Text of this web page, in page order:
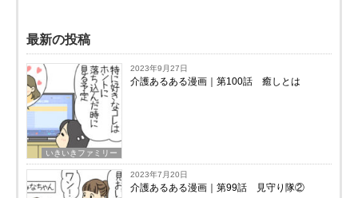
最新の投稿
いきいきファミリー
2023年9月27日
介護あるある漫画｜第100話 癒しとは
2023年7月20日
介護あるある漫画｜第99話 見守り隊②